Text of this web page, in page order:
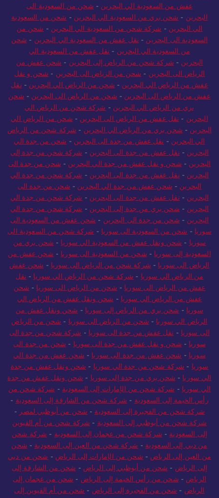
عفش من السعودية الي البحرين - شحن من السعودية الى
البحرين - شحن بري من السعودية الي البحرين - شحن من السعودية
الي البحرين - شركة شحن من السعودية الي البحرين - شحن من
السعودية الى البحرين - نقل عفش من السعودية الي البحرين - شحن
من السعودية الي البحرين - نقل عفش من السعودية الي
البحرين - شركة شحن من الرياض إلى البحرين - شحن عفش من
الرياض الى البحرين - شحن من الرياض الى البحرين - شحن و نقل
عفش من الرياض الي البحرين - شحن من الرياض الي البحرين - نقل
عفش من الرياض الى البحرين - شحن من الرياض الى البحرين - شحن
بري من الرياض الي البحرين - شركة شحن من الرياض الي
البحرين - نقل عفش من الرياض الى البحرين - شحن من الرياض الي
البحرين - شحن بري من الرياض الي البحرين - شركة شحن من الرياض
الي البحرين - نقل عفش من جدة الى البحرين - شحن من جدة الي
البحرين - نقل عفش من جدة الى البحرين - شركة شحن من جدة إلى
البحرين - شحن و نقل عفش من جدة الي البحرين - شحن من جدة الى
البحرين - نقل عفش من جدة الى البحرين - شركة شحن من جدة الي
البحرين - شحن عفش من جدة الي البحرين - شحن من جدة الى
البحرين - نقل عفش من جدة الى البحرين - شركة شحن من جدة الي
البحرين - شحن بري من جدة إلى البحرين - شركة شحن من جدة الي
البحرين - شحن من جدة الى البحرين - شحن عفش من السعودية الى
سوريا - شحن من السعودية الى سوريا - شركة شحن من السعودية الى
سوريا - شحن ونقل عفش من السعودية الي سوريا - شحن بري من
السعودية إلى سوريا - شحن من السعودية الى سوريا - شحن عفش من
الرياض الى سوريا - شركة شحن من الرياض الى سوريا - شحن عفش
من الرياض الي سوريا - شركة شحن من الرياض الي سوريا - نقل
عفش من الرياض الى سوريا - شحن من الرياض الى سوريا - شحن
عفش من الرياض الي سوريا - شحن ونقل عفش من الرياض الي
سوريا - شحن بري من الرياض إلى سوريا - شحن ونقل عفش من
الرياض الي سوريا - شحن من الرياض الى سوريا - شحن من الرياض
الى سوريا - نقل عفش من جدة الى سوريا - شركة شحن من جدة الى
سوريا - شحن و نقل عفش من جدة الى سوريا - شحن من جدة الى
سوريا - شحن عفش من جدة الى سوريا - شحن عفش من جدة الي
سوريا - شركة شحن من جدة الي سوريا - شحن ونقل عفش من جدة
الي سوريا - شحن بري من جدة إلى سوريا - شحن ونقل عفش من جدة
الي سوريا - شركة شحن من الإمارات إلى السعودية - شركة شحن من
رأس الخيمة إلى السعودية - شركة شحن من الشارقة إلى السعودية -
شركة شحن من الفجيرة إلى السعودية - شحن من أبوظبي لمصر -
شركة شحن من أبوظبي إلى السعودية - شركة شحن من أم القيوين
إلى السعودية - شركة شحن من عجمان إلى السعودية - شركة شحن
من دبي إلى السعودية - شركة شحن من العين إلى السعودية - شحن
من العين إلى الرياض - شحن من الإمارات إلى الرياض - شحن من دبي
إلى الرياض - شحن من أبوظبي إلى الرياض - شحن من الشارقة إلى
الرياض - شحن من رأس الخيمة إلى الرياض - شحن من عجمان إلى
الرياض - شحن من الفجيرة إلى الرياض - شحن من أم القيوين إلى